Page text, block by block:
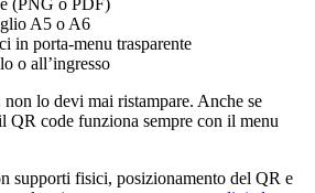
(PNG o PDF)
A5 o A6
in porta-menu trasparente
o all’ingresso
non lo devi mai ristampare. Anche se
QR code funziona sempre con il menu
supporti fisici, posizionamento del QR e